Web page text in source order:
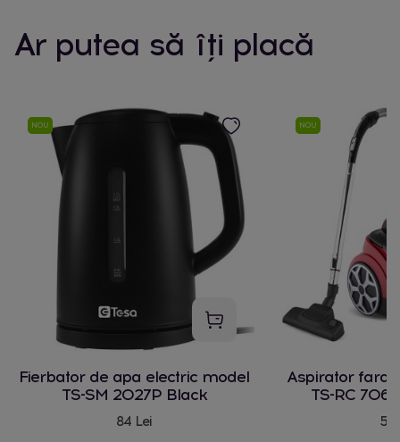
Ar putea să îți placă
NOU
Fierbator de apa electric model
TS-SM 2027P Black
84 Lei
NOU
Aspirator fara
TS-RC 706